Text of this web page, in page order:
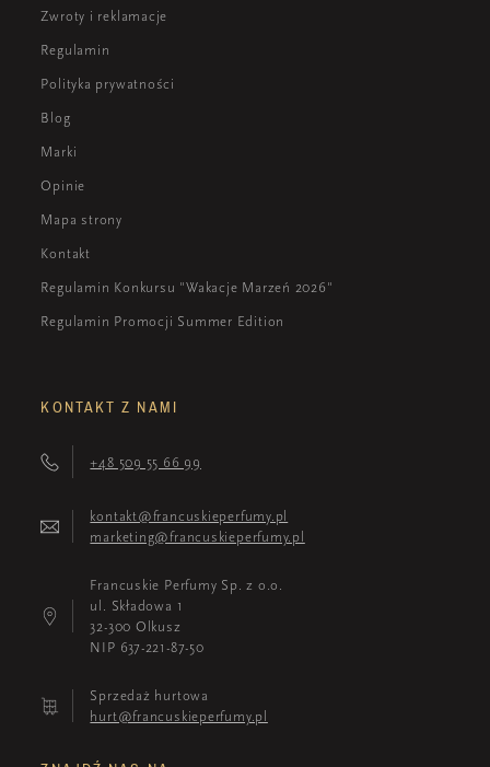
Zwroty i reklamacje
Regulamin
Polityka prywatności
Blog
Marki
Opinie
Mapa strony
Kontakt
Regulamin Konkursu "Wakacje Marzeń 2026"
Regulamin Promocji Summer Edition
KONTAKT Z NAMI
+48 509 55 66 99
kontakt@francuskieperfumy.pl
marketing@francuskieperfumy.pl
Francuskie Perfumy Sp. z o.o.
ul. Składowa 1
32-300 Olkusz
NIP 637-221-87-50
Sprzedaż hurtowa
hurt@francuskieperfumy.pl